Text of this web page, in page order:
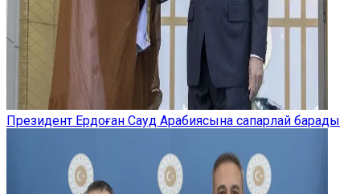
Президент Ердоған Сауд Арабиясына сапарлай барады